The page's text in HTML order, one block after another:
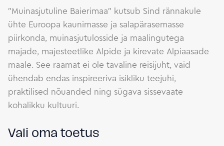
"Muinasjutuline Baierimaa" kutsub Sind rännakule
ühte Euroopa kaunimasse ja salapärasemasse
piirkonda, muinasjutulosside ja maalingutega
majade, majesteetlike Alpide ja kirevate Alpiaasade
maale. See raamat ei ole tavaline reisijuht, vaid
ühendab endas inspireeriva isikliku teejuhi,
praktilised nõuanded ning sügava sissevaate
kohalikku kultuuri.
Vali oma toetus